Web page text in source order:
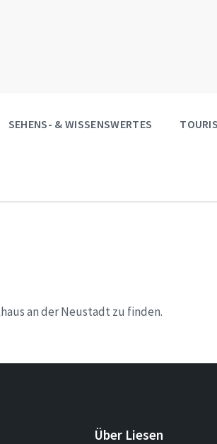
SEHENS- & WISSENSWERTES
an der Neustadt zu finden.
Über Liesen